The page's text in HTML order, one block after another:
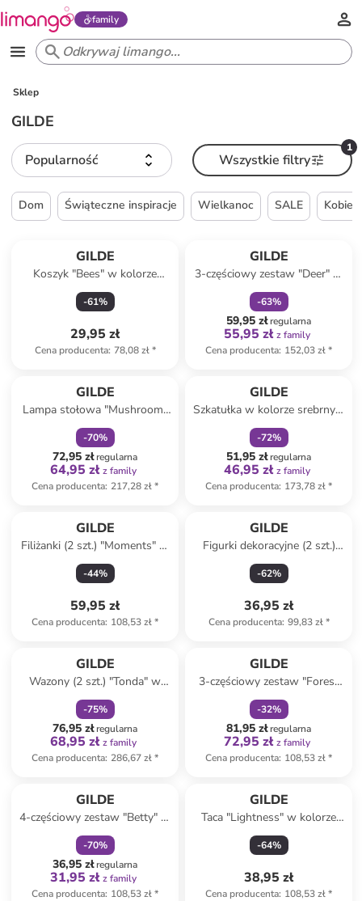
family
Sklep
GILDE
Popularność
1
Wszystkie filtry
Dom Świąteczne inspiracje Wielkanoc SALE
GILDE
Koszyk "Bees" w kolorze
żółtym na pieczywo - wys. 20
x Ø 20 cm
-61%
29,95 zł
Cena producenta: 78,08 zł*
GILDE
3-częściowy zestaw "Deer" w
kolorze białym do herbaty
-63%
59,95 złregularna
55,95 zł z family
Cena producenta: 152,03 zł*
GILDE
Lampa stołowa "Mushroom"
w kolorze szarym - wys. 29
cm
-70%
72,95 złregularna
64,95 zł z family
Cena producenta: 217,28 zł*
GILDE
Szkatułka w kolorze srebrnym
- 10 cm
-72%
51,95 złregularna
46,95 zł z family
Cena producenta: 173,78 zł*
GILDE
Filiżanki (2 szt.) "Moments" w
kolorze białym do espresso -
80 ml
-44%
59,95 zł
Cena producenta: 108,53 zł*
GILDE
Figurki dekoracyjne (2 szt.)
"Rooster" ze wzorem - 4 x 15
x 5,5 cm
-62%
36,95 zł
Cena producenta: 99,83 zł*
GILDE
Wazony (2 szt.) "Tonda" w
kolorze białym - 19 x 30 x 8
cm
-75%
76,95 złregularna
68,95 zł z family
Cena producenta: 286,67 zł*
GILDE
3-częściowy zestaw "Forest
lovers" w kolorze białym do
herbaty
-32%
81,95 złregularna
72,95 zł z family
Cena producenta: 108,53 zł*
GILDE
4-częściowy zestaw "Betty" w
kolorze biało-czerwonym do
espresso
-70%
36,95 złregularna
31,95 zł z family
Cena producenta: 108,53 zł*
GILDE
Taca "Lightness" w kolorze
białym - wys. 10 x Ø 30 cm
-64%
38,95 zł
Cena producenta: 108,53 zł*